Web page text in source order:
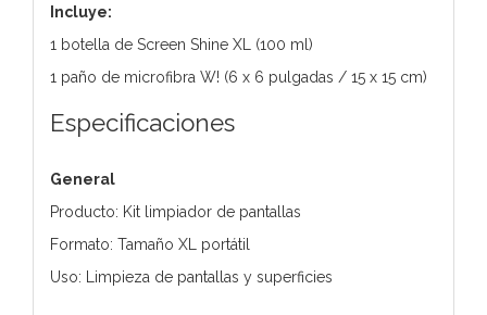
Incluye:
1 botella de Screen Shine XL (100 ml)
1 paño de microfibra W! (6 x 6 pulgadas / 15 x 15 cm)
Especificaciones
General
Producto: Kit limpiador de pantallas
Formato: Tamaño XL portátil
Uso: Limpieza de pantallas y superficies